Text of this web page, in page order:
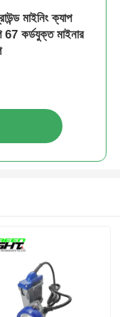
মাইনিং ক্যাপ
67 কর্ডযুক্ত মাইনার